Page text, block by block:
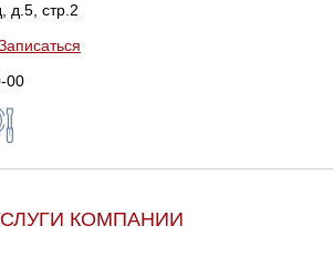
д.5, стр.2
00
КОМПАНИИ